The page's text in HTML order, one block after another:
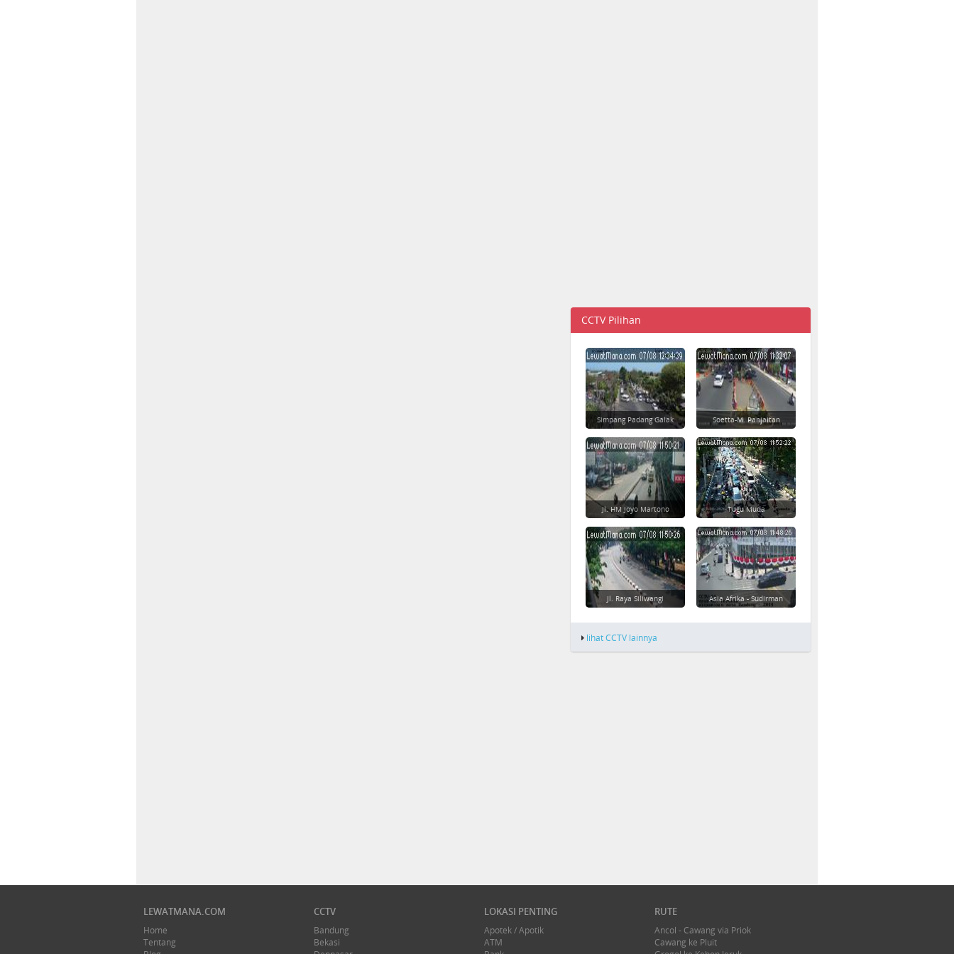
CCTV Pilihan
Simpang Padang Galak Soetta-M. Panjaitan
Jl. HM Joyo Martono Tugu Muda
Jl. Raya Siliwangi Asia Afrika - Sudirman
lihat CCTV lainnya
LEWATMANA.COM
Home
Tentang
CCTV
Bandung
Bekasi
LOKASI PENTING
Apotek / Apotik
ATM
RUTE
Ancol - Cawang via Priok
Cawang ke Pluit